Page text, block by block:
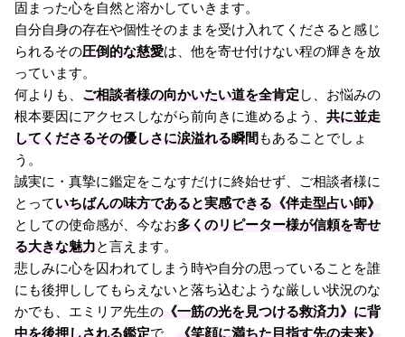
固まった心を自然と溶かしていきます。
自分自身の存在や個性そのままを受け入れてくださると感じ
られるその圧倒的な慈愛は、他を寄せ付けない程の輝きを放
っています。
何よりも、 ご相談者様の向かいたい道を全肯定 し、お悩みの
根本要因にアクセスしながら前向きに進めるよう、 共に並走
してくださるその優しさに涙溢れる瞬間 もあることでしょ
う。
誠実に・真摯に鑑定をこなすだけに終始せず、ご相談者様に
とっていちばんの味方であると実感できる《伴走型占い師》
としての使命感が、今なお多くのリピーター様が信頼を寄せ
る大きな魅力と言えます。
悲しみに心を囚われてしまう時や自分の思っていることを誰
にも後押ししてもらえないと落ち込むような厳しい状況のな
かでも、エミリア先生の 《一筋の光を見つける救済力》に背
中を後押しされる鑑定で、 《笑顔に満ちた目指す先の未来》